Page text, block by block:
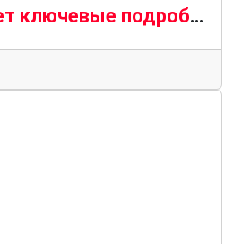
Intel раскрывает ключевые подробности о дизайне 3D-чипов Foveros на Meteor Lake